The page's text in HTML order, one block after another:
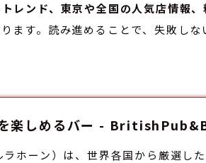
レンド、東京や全国の人気店情報
ます。読み進めることで、失敗し
楽しめるバー -
ーン）は、世界各国から厳選した